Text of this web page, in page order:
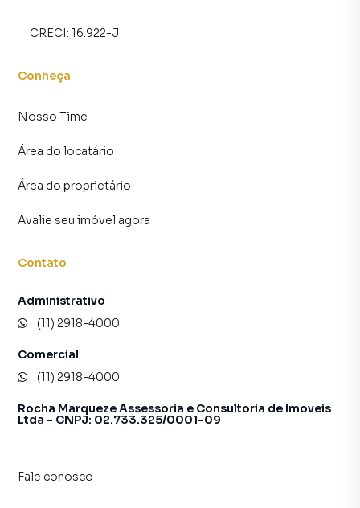
CRECI: 16.922-J
Conheça
Nosso Time
Área do locatário
Área do proprietário
Avalie seu imóvel agora
Contato
Administrativo
(11) 2918-4000
Comercial
(11) 2918-4000
Rocha Marqueze Assessoria e Consultoria de Imoveis
Ltda - CNPJ: 02.733.325/0001-09
Fale conosco